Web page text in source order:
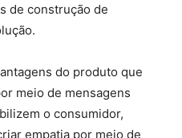
de construção de
do produto que
meio de mensagens
o consumidor,
empatia por meio de